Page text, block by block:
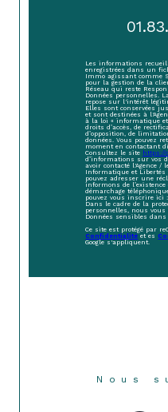
Les informations
enregistrées dans un
Immo agissant comme
pour la gestion de la
Réseau qui reste
Données personnelles.
repose sur l'intérêt
Elles sont conservées
et sont destinées à
à la loi « informatique et
droits d’accès, de
d’opposition, de
données. Vous pouvez
moment en contactant
Consultez le site
d’informations sur vos
avoir contacté l'Agence /
Informatique et Libertés
pouvez adresser une
informons de
démarchage
pouvez vous inscrire ici :
Dans le cadre de la
personnelles, nous
Données sensibles
Ce site est protégé par
Confidentialitéet es
Google s'appliquent.
Nous